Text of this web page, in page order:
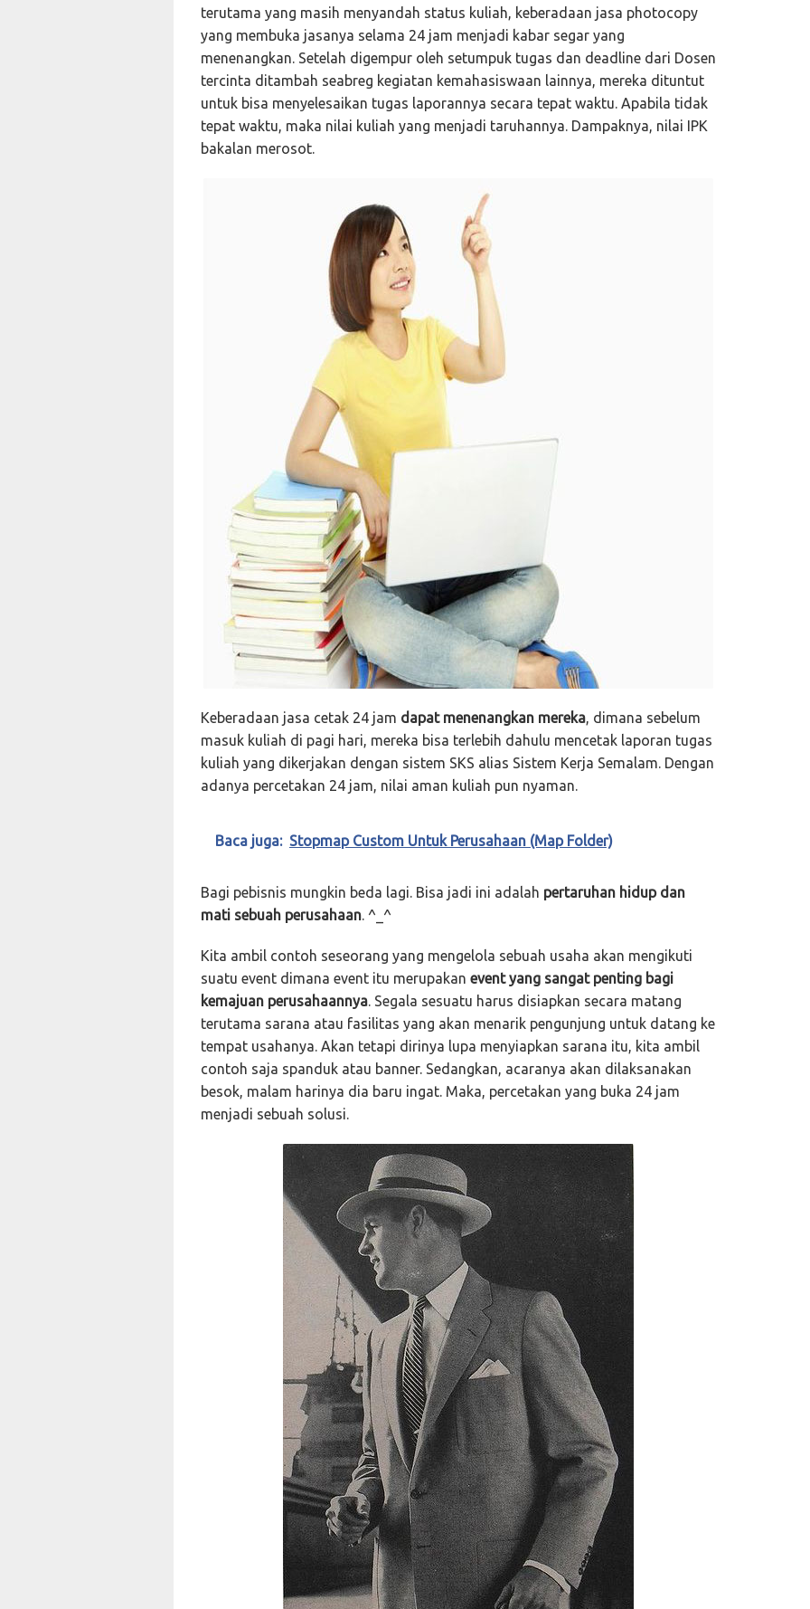
terutama yang masih menyandah status kuliah, keberadaan jasa photocopy
yang membuka jasanya selama 24 jam menjadi kabar segar yang
menenangkan. Setelah digempur oleh setumpuk tugas dan deadline dari Dosen
tercinta ditambah seabreg kegiatan kemahasiswaan lainnya, mereka dituntut
untuk bisa menyelesaikan tugas laporannya secara tepat waktu. Apabila tidak
tepat waktu, maka nilai kuliah yang menjadi taruhannya. Dampaknya, nilai IPK
bakalan merosot.
Keberadaan jasa cetak 24 jam dapat menenangkan mereka, dimana sebelum
masuk kuliah di pagi hari, mereka bisa terlebih dahulu mencetak laporan tugas
kuliah yang dikerjakan dengan sistem SKS alias Sistem Kerja Semalam. Dengan
adanya percetakan 24 jam, nilai aman kuliah pun nyaman.
Baca juga: Stopmap Custom Untuk Perusahaan (Map Folder)
Bagi pebisnis mungkin beda lagi. Bisa jadi ini adalah pertaruhan hidup dan
mati sebuah perusahaan. ^_^
Kita ambil contoh seseorang yang mengelola sebuah usaha akan mengikuti
suatu event dimana event itu merupakan event yang sangat penting bagi
kemajuan perusahaannya. Segala sesuatu harus disiapkan secara matang
terutama sarana atau fasilitas yang akan menarik pengunjung untuk datang ke
tempat usahanya. Akan tetapi dirinya lupa menyiapkan sarana itu, kita ambil
contoh saja spanduk atau banner. Sedangkan, acaranya akan dilaksanakan
besok, malam harinya dia baru ingat. Maka, percetakan yang buka 24 jam
menjadi sebuah solusi.